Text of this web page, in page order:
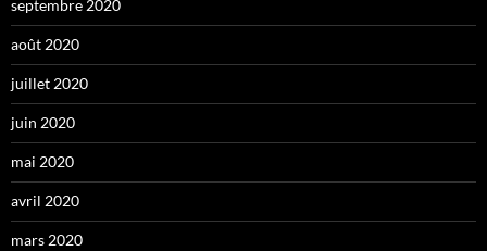
septembre 2020
août 2020
juillet 2020
juin 2020
mai 2020
avril 2020
mars 2020